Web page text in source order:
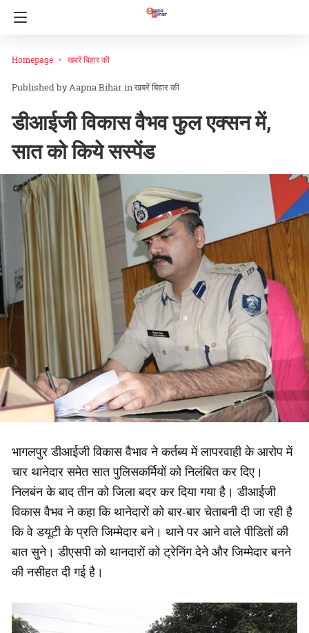
Homepage खबरें बिहार की
Aapna Bihar inखबरें बिहार की
डीआईजी विकास वैभव फुल एक्सन में,
सात को किये सस्पेंड
भागलपुर डीआईजी विकास वैभाव ने कर्तब्य में लापरवाही के आरोप में
चार थानेदार समेत सात पुलिसकर्मियों को निलंबित कर दिए।
निलबंन के बाद तीन को जिला बदर कर दिया गया है। डीआईजी
विकास वैभव ने कहा कि थानेदारों को बार-बार चेताबनी दी जा रही है
कि वे डयूटी के प्रति जिम्मेदार बने। थाने पर आने वाले पीडितों की
बात सुने। डीएसपी को थानदारों को ट्रेनिंग देने और जिम्मेदार बनने
की नसीहत दी गई है।